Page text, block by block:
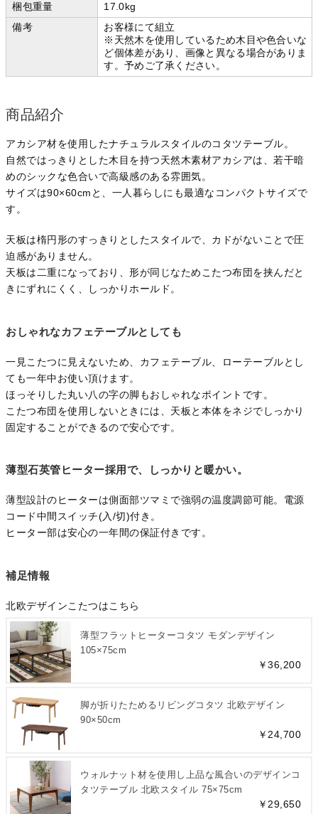
梱包重量
17.0kg
備考
お客様にて組立
※天然木を使用しているため木目や色合いな
ど個体差があり、画像と異なる場合がありま
す。予めご了承ください。
商品紹介
アカシア材を使用したナチュラルスタイルのコタツテーブル。
自然ではっきりとした木目を持つ天然木素材アカシアは、若干暗
めのシックな色合いで高級感のある雰囲気。
サイズは90×60cmと、一人暮らしにも最適なコンパクトサイズで
す。
天板は楕円形のすっきりとしたスタイルで、カドがないことで圧
迫感がありません。
天板は二重になっており、形が同じなためこたつ布団を挟んだと
きにずれにくく、しっかりホールド。
おしゃれなカフェテーブルとしても
一見こたつに見えないため、カフェテーブル、ローテーブルとし
ても一年中お使い頂けます。
ほっそりした丸い八の字の脚もおしゃれなポイントです。
こたつ布団を使用しないときには、天板と本体をネジでしっかり
固定することができるので安心です。
薄型石英管ヒーター採用で、しっかりと暖かい。
薄型設計のヒーターは側面部ツマミで強弱の温度調節可能。電源
コード中間スイッチ(入/切)付き。
ヒーター部は安心の一年間の保証付きです。
補足情報
北欧デザインこたつはこちら
薄型フラットヒーターコタツ モダンデザイン
105×75cm
￥36,200
脚が折りたためるリビングコタツ 北欧デザイン
90×50cm
￥24,700
ウォルナット材を使用し上品な風合いのデザインコ
タツテーブル 北欧スタイル 75×75cm
￥29,650